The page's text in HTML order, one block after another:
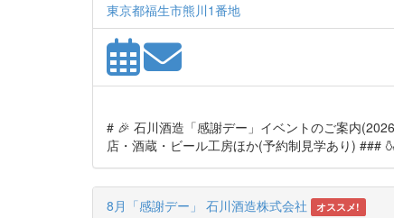
東京都福生市熊川1番地
# 🎉 石川酒造「感謝デー」イベントのご案内
店・酒蔵・ビール工房ほか(予約制見学あり) ###
8月「感謝デー」 石川酒造株式会社 オススメ!